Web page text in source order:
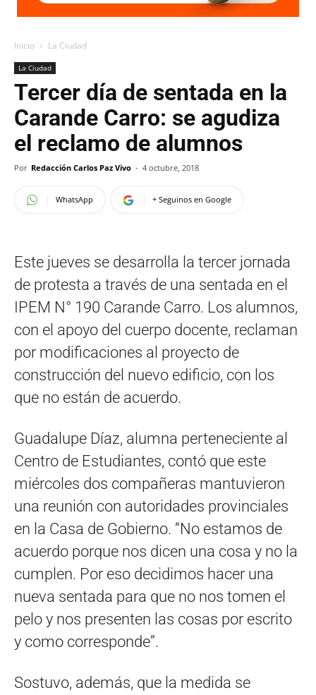
Inicio La Ciudad
La Ciudad
Tercer día de sentada en la
Carande Carro: se agudiza
el reclamo de alumnos
Por Redacción Carlos Paz Vivo - 4 octubre, 2018
WhatsApp + Seguinos en Google
Este jueves se desarrolla la tercer jornada
de protesta a través de una sentada en el
IPEM N° 190 Carande Carro. Los alumnos,
con el apoyo del cuerpo docente, reclaman
por modificaciones al proyecto de
construcción del nuevo edificio, con los
que no están de acuerdo.
Guadalupe Díaz, alumna perteneciente al
Centro de Estudiantes, contó que este
miércoles dos compañeras mantuvieron
una reunión con autoridades provinciales
en la Casa de Gobierno. “No estamos de
acuerdo porque nos dicen una cosa y no la
cumplen. Por eso decidimos hacer una
nueva sentada para que no nos tomen el
pelo y nos presenten las cosas por escrito
y como corresponde”.
Sostuvo, además, que la medida se